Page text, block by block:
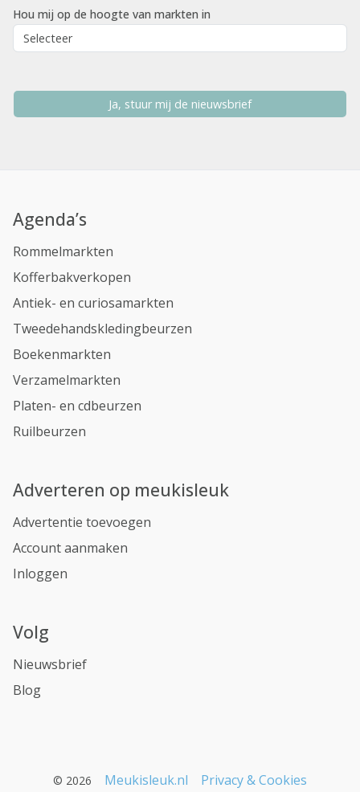
Hou mij op de hoogte van markten in
Ja, stuur mij de nieuwsbrief
Agenda’s
Rommelmarkten
Kofferbakverkopen
Antiek- en curiosamarkten
Tweedehandskledingbeurzen
Boekenmarkten
Verzamelmarkten
Platen- en cdbeurzen
Ruilbeurzen
Adverteren op meukisleuk
Advertentie toevoegen
Account aanmaken
Inloggen
Volg
Nieuwsbrief
Blog
© 2026 Meukisleuk.nl Privacy & Cookies